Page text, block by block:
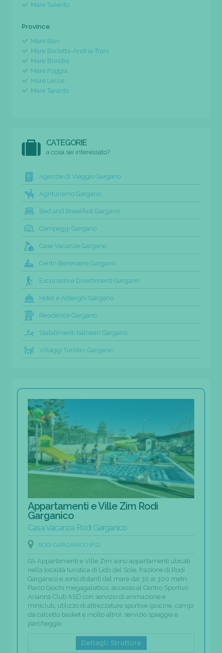
Mare Salento
Province
Mare Bari
Mare Barletta-Andria-Trani
Mare Brindisi
Mare Foggia
Mare Lecce
Mare Taranto
CATEGORIE
a cosa sei interessato?
Agenzie di Viaggio Gargano
Agriturismo Gargano
Bed and Breakfast Gargano
Campeggi Gargano
Case Vacanze Gargano
Centri Benessere Gargano
Escursioni e Divertimenti Gargano
Hotel e Alberghi Gargano
Residence Gargano
Stabilimenti balneari Gargano
Villaggi Turistici Gargano
Appartamenti e Ville Zim Rodi
Garganico
Casa Vacanza Rodi Garganico
RODI GARGANICO (FG)
Gli Appartamenti e Ville Zim sono appartamenti ubicati
nella località turistica di Lido del Sole, frazione di Rodi
Garganico e sono distanti dal mare dai 30 ai 300 metri.
Parco Giochi megagalattico, accesso al Centro Sportivo
Arianna Club ASD con servizio di animazione e
miniclub, utilizzo di attrezzature sportive (piscine, campi
da calcetto basket e molto altro), servizio spiaggia e
parcheggio.
Dettagli Struttura